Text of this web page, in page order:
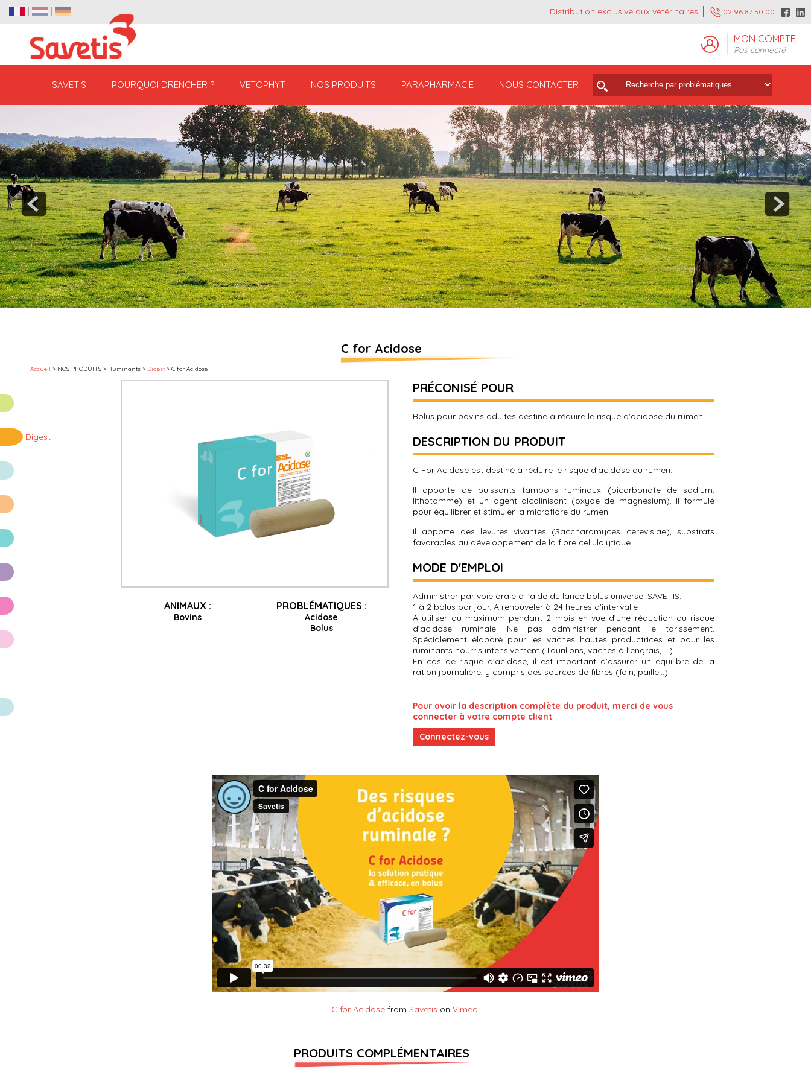
Distribution exclusive aux vétérinaires 02 96 87 30 00
MON COMPTE
Pas connecté
SAVETIS POURQUOI DRENCHER ? VETOPHYT NOS PRODUITS PARAPHARMACIE NOUS CONTACTER
Accueil > NOS PRODUITS > Ruminants > Digest > C for Acidose
C for Acidose
Digest
ANIMAUX :
Bovins
PROBLÉMATIQUES :
Acidose
Bolus
PRÉCONISÉ POUR
Bolus pour bovins adultes destiné à réduire le risque d'acidose du rumen
DESCRIPTION DU PRODUIT
C For Acidose est destiné à réduire le risque d'acidose du rumen.
Il apporte de puissants tampons ruminaux (bicarbonate de sodium,
lithotamme) et un agent alcalinisant (oxyde de magnésium). Il formulé
pour équilibrer et stimuler la microflore du rumen.
Il apporte des levures vivantes (Saccharomyces cerevisiae), substrats
favorables au développement de la flore cellulolytique.
MODE D'EMPLOI
Administrer par voie orale à l’aide du lance bolus universel SAVETIS.
1 à 2 bolus par jour. A renouveler à 24 heures d’intervalle
A utiliser au maximum pendant 2 mois en vue d’une réduction du risque
d’acidose ruminale. Ne pas administrer pendant le tarissement.
Spécialement élaboré pour les vaches hautes productrices et pour les
ruminants nourris intensivement (Taurillons, vaches à l’engrais, …).
En cas de risque d’acidose, il est important d’assurer un équilibre de la
ration journalière, y compris des sources de fibres (foin, paille…).
Pour avoir la description complète du produit, merci de vous
connecter à votre compte client
Connectez-vous
C for Acidose from Savetis on Vimeo.
PRODUITS COMPLÉMENTAIRES